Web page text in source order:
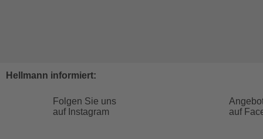
Hellmann informiert:
Folgen Sie uns
auf Instagram
auf